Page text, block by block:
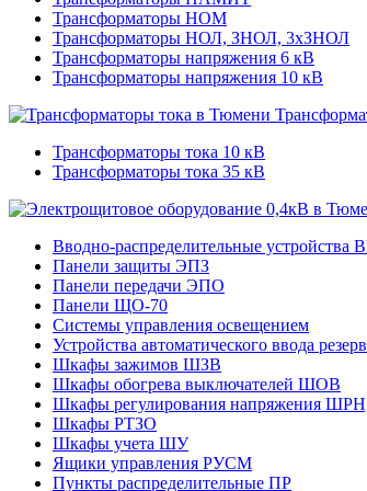
Трансформаторы НОМ
Трансформаторы НОЛ, ЗНОЛ, 3хЗНОЛ
Трансформаторы напряжения 6 кВ
Трансформаторы напряжения 10 кВ
Трансформаторы тока 10 кВ
Трансформаторы тока 35 кВ
Вводно-распределительные устройства
Панели защиты ЭПЗ
Панели передачи ЭПО
Панели ЩО-70
Системы управления освещением
Устройства автоматического ввода
Шкафы зажимов ШЗВ
Шкафы обогрева выключателей ШОВ
Шкафы регулирования напряжения
Шкафы РТЗО
Шкафы учета ШУ
Ящики управления РУСМ
Пункты распределительные ПР